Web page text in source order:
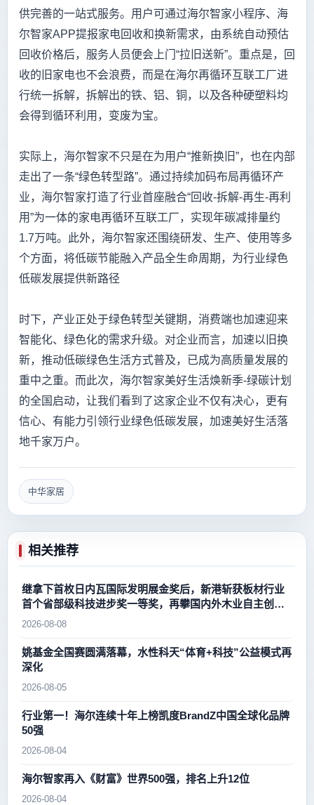
供完善的一站式服务。用户可通过海尔智家小程序、海
尔智家APP提报家电回收和换新需求，由系统自动预估
回收价格后，服务人员便会上门“拉旧送新”。重点是，回
收的旧家电也不会浪费，而是在海尔再循环互联工厂进
行统一拆解，拆解出的铁、铝、铜，以及各种硬塑料均
会得到循环利用，变废为宝。
实际上，海尔智家不只是在为用户“推新换旧”，也在内部
走出了一条“绿色转型路”。通过持续加码布局再循环产
业，海尔智家打造了行业首座融合“回收-拆解-再生-再利
用”为一体的家电再循环互联工厂，实现年碳减排量约
1.7万吨。此外，海尔智家还围绕研发、生产、使用等多
个方面，将低碳节能融入产品全生命周期，为行业绿色
低碳发展提供新路径
时下，产业正处于绿色转型关键期，消费端也加速迎来
智能化、绿色化的需求升级。对企业而言，加速以旧换
新，推动低碳绿色生活方式普及，已成为高质量发展的
重中之重。而此次，海尔智家美好生活焕新季-绿碳计划
的全国启动，让我们看到了这家企业不仅有决心，更有
信心、有能力引领行业绿色低碳发展，加速美好生活落
地千家万户。
中华家居
相关推荐
继拿下首枚日内瓦国际发明展金奖后，新港斩获板材行业
首个省部级科技进步奖一等奖，再攀国内外木业自主创新
新高峰
2026-08-08
姚基金全国赛圆满落幕，水性科天“体育+科技”公益模式再
深化
2026-08-05
行业第一！海尔连续十年上榜凯度BrandZ中国全球化品牌
50强
2026-08-04
海尔智家再入《财富》世界500强，排名上升12位
2026-08-04